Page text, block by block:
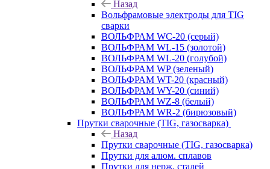
Назад
Вольфрамовые электроды для TIG
сварки
ВОЛЬФРАМ WC-20 (серый)
ВОЛЬФРАМ WL-15 (золотой)
ВОЛЬФРАМ WL-20 (голубой)
ВОЛЬФРАМ WP (зеленый)
ВОЛЬФРАМ WT-20 (красный)
ВОЛЬФРАМ WY-20 (синий)
ВОЛЬФРАМ WZ-8 (белый)
ВОЛЬФРАМ WR-2 (бирюзовый)
Прутки сварочные (TIG, газосварка)
Назад
Прутки сварочные (TIG, газосварка)
Прутки для алюм. сплавов
Прутки для нерж. сталей